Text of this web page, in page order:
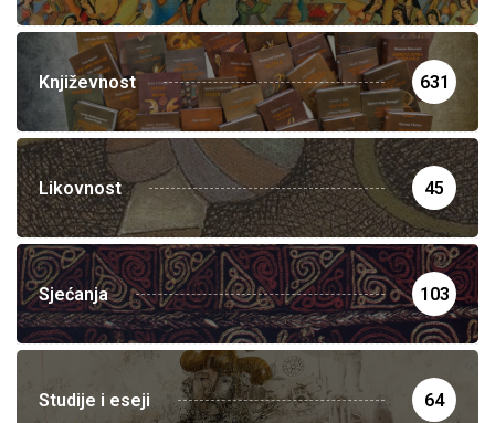
Književnost 631
Likovnost 45
Sjećanja 103
Studije i eseji 64